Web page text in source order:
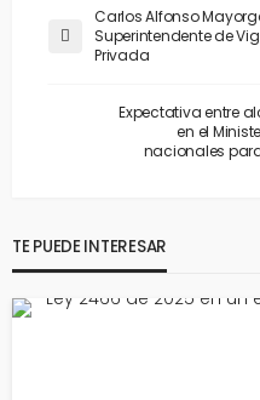
Carlos Alfonso
Superintendente de
Privada
Expectativa entre
en el
nacionales
TE PUEDE INTERESAR